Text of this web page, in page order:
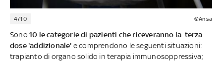
4/10 ©Ansa
Sono 10 le categorie di pazienti che riceveranno la terza
dose 'addizionale' e comprendono le seguenti situazioni:
trapianto di organo solido in terapia immunosoppressiva;